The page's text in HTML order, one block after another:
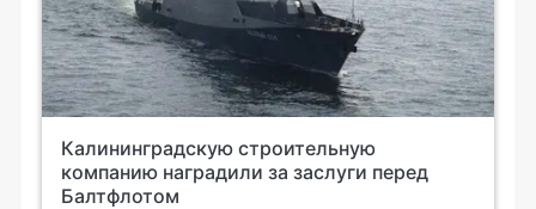
Калининградскую строительную
компанию наградили за заслуги перед
Балтфлотом